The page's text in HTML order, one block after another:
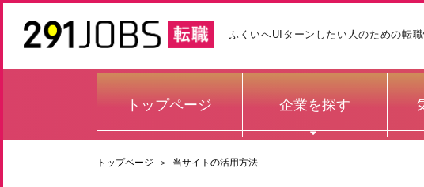
ふくいへUIターンしたい人のための転
トップページ 企業を探す
トップページ ＞ 当サイトの活用方法